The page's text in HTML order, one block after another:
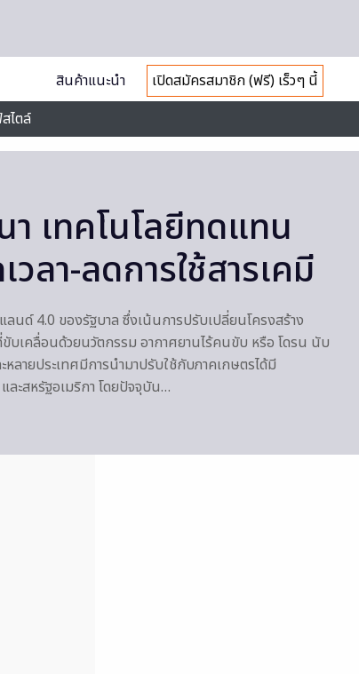
สินค้าแนะนำ
เปิดสมัครสมาชิก (ฟรี) เร็วๆ นี้
ไตล์
า เทคโนโลยีทดแทน
ลา-ลดการใช้สารเคมี
นด์ 4.0 ของรัฐบาล ซึ่งเน้นการปรับเปลี่ยนโครงสร้าง
บเคลื่อนด้วยนวัตกรรม อากาศยานไร้คนขับ หรือ โดรน นับ
ลายประเทศมีการนำมาปรับใช้กับภาคเกษตรได้มี
ะสหรัฐอเมริกา โดยปัจจุบัน…